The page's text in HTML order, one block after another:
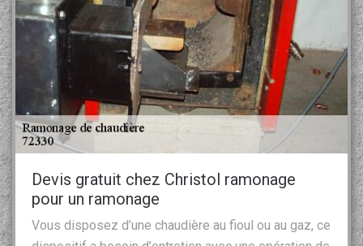
Devis gratuit chez Christol ramonage
pour un ramonage
Vous disposez d’une chaudière au fioul ou au gaz, ce